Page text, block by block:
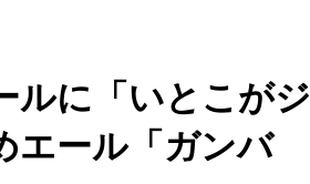
ルに「いとこがジ
エール「ガンバ